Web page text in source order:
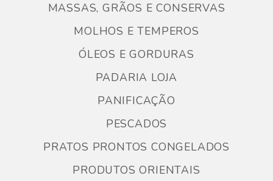
MASSAS, GRÃOS E CONSERVAS
MOLHOS E TEMPEROS
ÓLEOS E GORDURAS
PADARIA LOJA
PANIFICAÇÃO
PESCADOS
PRATOS PRONTOS CONGELADOS
PRODUTOS ORIENTAIS